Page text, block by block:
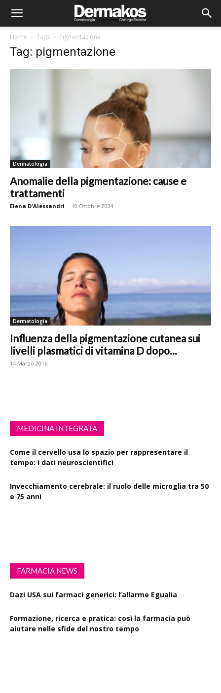
Home Tags Pigmentazione
Tag: pigmentazione
Dermatologia
Anomalie della pigmentazione: cause e
trattamenti
Elena D'Alessandri - 10 Ottobre 2024
Dermatologia
Influenza della pigmentazione cutanea sui
livelli plasmatici di vitamina D dopo...
14 Marzo 2016
MEDICINA INTEGRATA
Come il cervello usa lo spazio per rappresentare il
tempo: i dati neuroscientifici
Invecchiamento cerebrale: il ruolo delle microglia tra 50
e 75 anni
FARMACIA NEWS
Dazi USA sui farmaci generici: l’allarme Egualia
Formazione, ricerca e pratica: così la farmacia può
aiutare nelle sfide del nostro tempo